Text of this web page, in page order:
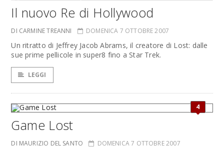
Il nuovo Re di Hollywood
DI CARMINE TREANNI DOMENICA 7 OTTOBRE 2007
Un ritratto di Jeffrey Jacob Abrams, il creatore di Lost: dalle
sue prime pellicole in super8 fino a Star Trek.
LEGGI
4
Game Lost
DI MAURIZIO DEL SANTO DOMENICA 7 OTTOBRE 2007